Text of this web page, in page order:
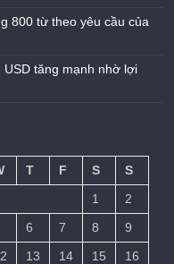
800 từ theo yêu cầu của
tăng mạnh nhờ lợi
T F S
S
1
2
6 7 8
9
13 14 15
16